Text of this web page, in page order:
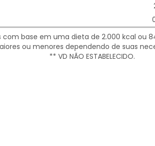
com base em uma dieta de 2.000 kcal ou
ou menores dependendo de suas
** VD NÃO ESTABELECIDO.